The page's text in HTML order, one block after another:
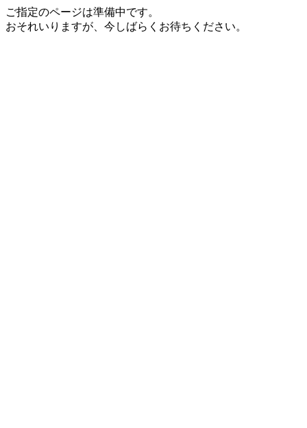
ご指定のページは準備中です。
おそれいりますが、今しばらくお待ちください。